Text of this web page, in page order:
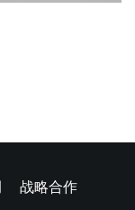
战略合作